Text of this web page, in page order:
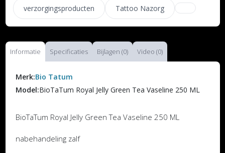
verzorgingsproducten Tattoo Nazorg
Informatie Specificaties Bijlagen (0) Video (0)
Merk:Bio Tatum
Model:BioTaTum Royal Jelly Green Tea Vaseline 250 ML
BioTaTum Royal Jelly Green Tea Vaseline 250 ML
nabehandeling zalf